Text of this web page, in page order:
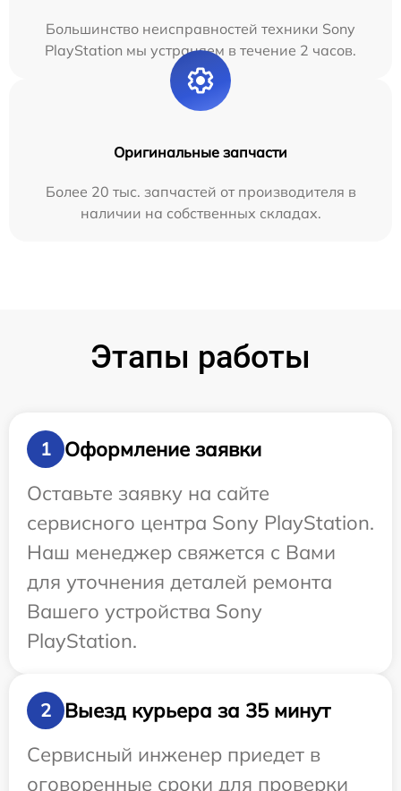
Большинство неисправностей техники Sony
PlayStation мы устраняем в течение 2 часов.
Оригинальные запчасти
Более 20 тыс. запчастей от производителя в
наличии на собственных складах.
Этапы работы
1
Оформление заявки
Оставьте заявку на сайте
сервисного центра Sony PlayStation.
Наш менеджер свяжется с Вами
для уточнения деталей ремонта
Вашего устройства Sony
PlayStation.
2
Выезд курьера за 35 минут
Сервисный инженер приедет в
оговоренные сроки для проверки